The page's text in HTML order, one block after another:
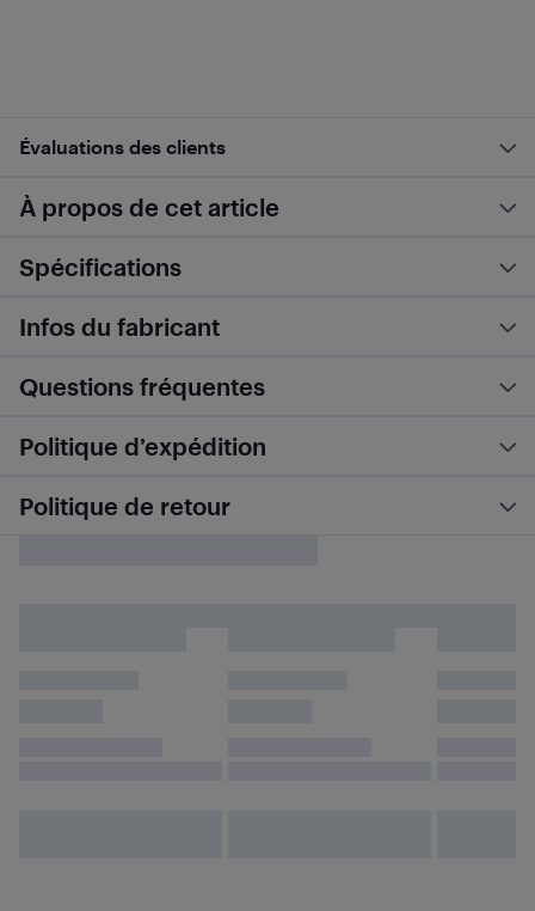
Évaluations des clients
À propos de cet article
Spécifications
Infos du fabricant
Questions fréquentes
Politique d’expédition
Politique de retour